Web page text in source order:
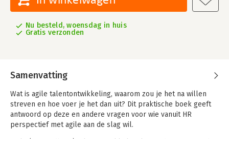
Nu besteld, woensdag in huis
Gratis verzonden
Samenvatting
Wat is agile talentontwikkeling, waarom zou je het na willen
streven en hoe voer je het dan uit? Dit praktische boek geeft
antwoord op deze en andere vragen voor wie vanuit HR
perspectief met agile aan de slag wil.